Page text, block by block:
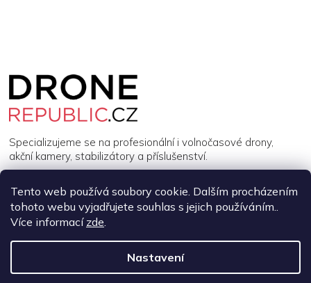
Tento web používá soubory cookie. Dalším procházením
tohoto webu vyjadřujete souhlas s jejich používáním..
Více informací zde.
Nastavení
Specializujeme se na profesionální i volnočasové drony,
akční kamery, stabilizátory a příslušenství.
INFORMACE
Copyright 2026DroneRepublic.cz. Všechna práva vyhrazena.